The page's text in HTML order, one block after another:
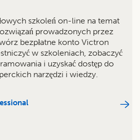
szkoleń on-line na temat
prowadzonych przez
bezpłatne konto Victron
w szkoleniach, zobaczyć
i uzyskać dostęp do
narzędzi i wiedzy.